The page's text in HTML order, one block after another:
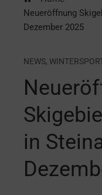
Neueröffnung
Dezember 2025
NEWS,
in